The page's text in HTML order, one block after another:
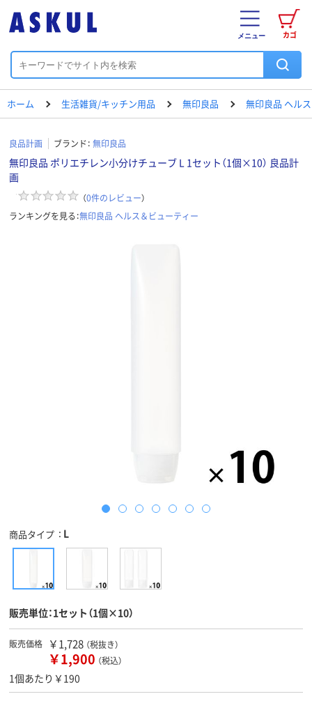
カゴ
メニュー
ホーム 生活雑貨/キッチン用品 無印良品 無印良品 ヘル
良品計画 ブランド： 無印良品
無印良品 ポリエチレン小分けチューブ L 1セット（1個×10） 良品計
画
（0件のレビュー）
ランキングを見る：無印良品 ヘルス＆ビューティー
商品タイプ L
販売単位：1セット（1個×10）
販売価格 ￥1,728 （税抜き）
￥1,900 （税込）
1個あたり￥190